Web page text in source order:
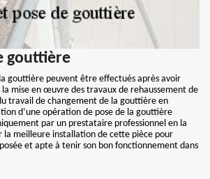
gouttière
gouttière peuvent être effectués après avoir
mise en œuvre des travaux de rehaussement de
travail de changement de la gouttière en
d’une opération de pose de la gouttière
par un prestataire professionnel en la
meilleure installation de cette pièce pour
et apte à tenir son bon fonctionnement dans